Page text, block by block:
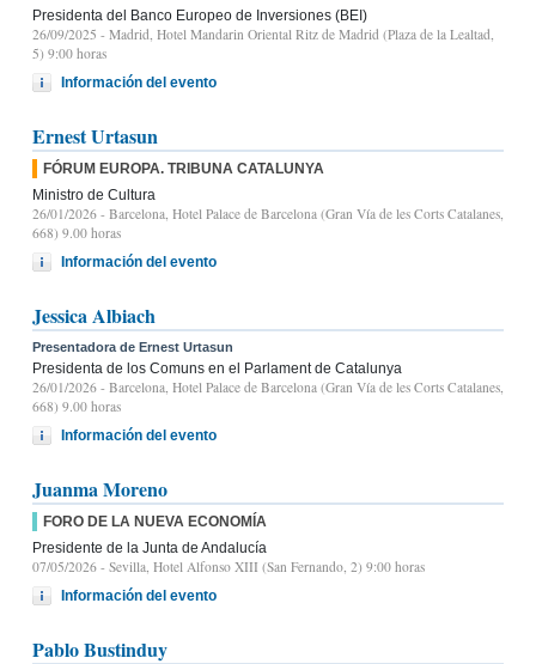
Presidenta del Banco Europeo de Inversiones (BEI)
26/09/2025 - Madrid, Hotel Mandarin Oriental Ritz de Madrid (Plaza de la Lealtad,
5) 9:00 horas
Información del evento
Ernest Urtasun
FÓRUM EUROPA. TRIBUNA CATALUNYA
Ministro de Cultura
26/01/2026 - Barcelona, Hotel Palace de Barcelona (Gran Vía de les Corts Catalanes,
668) 9.00 horas
Información del evento
Jessica Albiach
Presentadora de Ernest Urtasun
Presidenta de los Comuns en el Parlament de Catalunya
26/01/2026 - Barcelona, Hotel Palace de Barcelona (Gran Vía de les Corts Catalanes,
668) 9.00 horas
Información del evento
Juanma Moreno
FORO DE LA NUEVA ECONOMÍA
Presidente de la Junta de Andalucía
07/05/2026 - Sevilla, Hotel Alfonso XIII (San Fernando, 2) 9:00 horas
Información del evento
Pablo Bustinduy